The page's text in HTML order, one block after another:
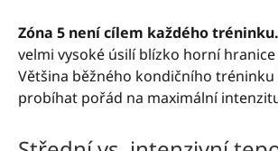
Zóna 5 není cílem každého tréninku.
velmi vysoké úsilí blízko horní
Většina běžného kondičního tréninku
probíhat pořád na maximální